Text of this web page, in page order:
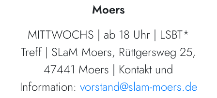
Moers
MITTWOCHS | ab 18 Uhr | LSBT*
Treff | SLaM Moers, Rüttgersweg 25,
47441 Moers | Kontakt und
Information: vorstand@slam-moers.de